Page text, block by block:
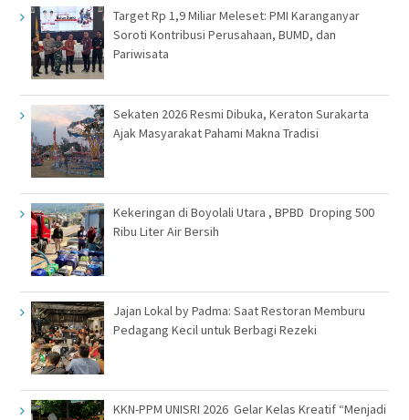
Target Rp 1,9 Miliar Meleset: PMI Karanganyar
Soroti Kontribusi Perusahaan, BUMD, dan
Pariwisata
Sekaten 2026 Resmi Dibuka, Keraton Surakarta
Ajak Masyarakat Pahami Makna Tradisi
Kekeringan di Boyolali Utara , BPBD Droping 500
Ribu Liter Air Bersih
Jajan Lokal by Padma: Saat Restoran Memburu
Pedagang Kecil untuk Berbagi Rezeki
KKN-PPM UNISRI 2026 Gelar Kelas Kreatif “Menjadi